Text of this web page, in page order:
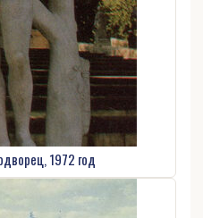
1972 год